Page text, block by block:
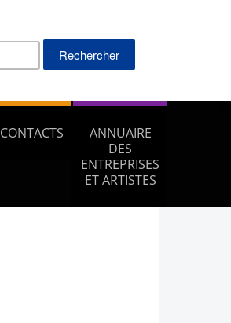
Rechercher :
CONTACTS
ANNUAIRE
DES
ENTREPRISES
ET ARTISTES